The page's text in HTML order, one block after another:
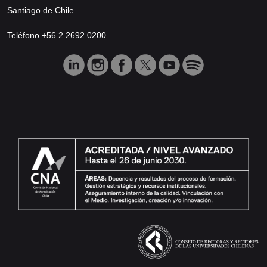
Santiago de Chile
Teléfono +56 2 2692 0200